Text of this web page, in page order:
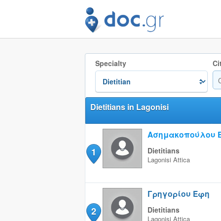
Specialty
Dietitians in Lagonisi
1
Ασημακοπούλου
Dietitians
Lagonisi Attica
2
Γρηγορίου Έφη
Dietitians
Lagonisi Attica